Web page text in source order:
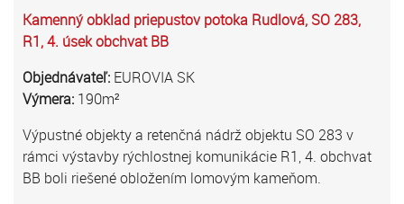
Kamenný obklad priepustov potoka Rudlová, SO 283,
R1, 4. úsek obchvat BB
Objednávateľ: EUROVIA SK
Výmera: 190m²
Výpustné objekty a retenčná nádrž objektu SO 283 v
rámci výstavby rýchlostnej komunikácie R1, 4. obchvat
BB boli riešené obložením lomovým kameňom.